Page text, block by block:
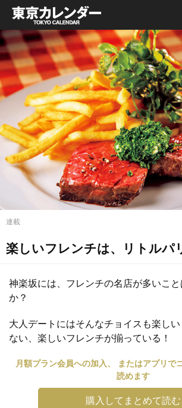
グルメ情報・プレ
連載
楽しいフレンチは、リトルパ
神楽坂には、フレンチの名店が多いこ
か？
大人デートにはそんなチョイスも楽し
ない、楽しいフレンチが揃っている！
月額プラン会員への加入、 またはアプリで
読めます
購入してまとめて読む